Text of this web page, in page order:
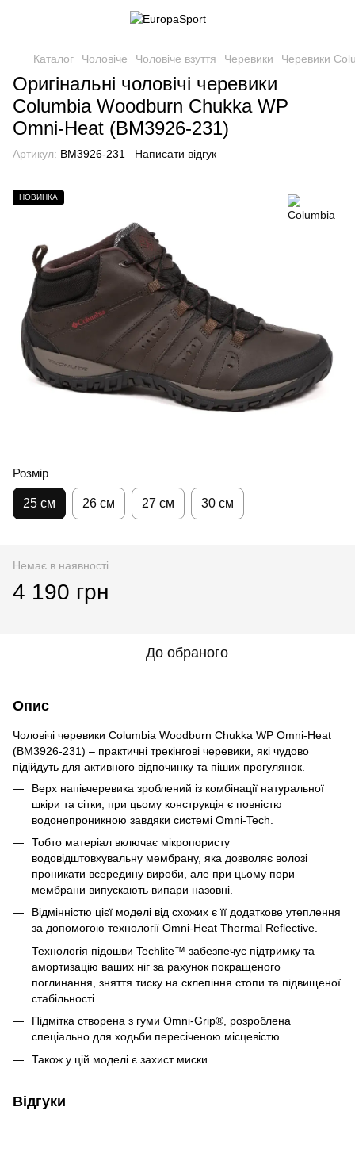
Каталог Чоловіче Чоловіче взуття Черевики Черевики
Оригінальні чоловічі черевики
Columbia Woodburn Chukka WP
Omni-Heat (BM3926-231)
Артикул: BM3926-231 Написати відгук
НОВИНКА
Розмір
25 см 26 см 27 см 30 см
Немає в наявності
4 190 грн
До обраного
Опис
Чоловічі черевики Columbia Woodburn Chukka WP Omni-Heat
(BM3926-231) – практичні трекінгові черевики, які чудово
підійдуть для активного відпочинку та піших прогулянок.
Верх напівчеревика зроблений із комбінації натуральної
шкіри та сітки, при цьому конструкція є повністю
водонепроникною завдяки системі Omni-Tech.
Тобто матеріал включає мікропористу
водовідштовхувальну мембрану, яка дозволяє волозі
проникати всередину вироби, але при цьому пори
мембрани випускають випари назовні.
Відмінністю цієї моделі від схожих є її додаткове утеплення
за допомогою технології Omni-Heat Thermal Reflective.
Технологія підошви Techlite™ забезпечує підтримку та
амортизацію ваших ніг за рахунок покращеного
поглинання, зняття тиску на склепіння стопи та підвищеної
стабільності.
Підмітка створена з гуми Omni-Grip®, розроблена
спеціально для ходьби пересіченою місцевістю.
Також у цій моделі є захист миски.
Відгуки